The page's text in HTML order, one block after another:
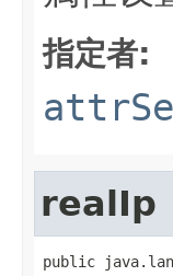
指定者:
realIp
public